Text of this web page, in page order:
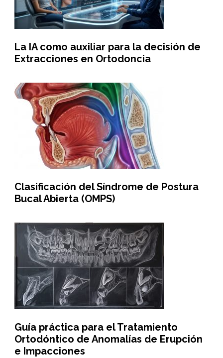
La IA como auxiliar para la decisión de
Extracciones en Ortodoncia
Clasificación del Síndrome de Postura
Bucal Abierta (OMPS)
Guía práctica para el Tratamiento
Ortodóntico de Anomalías de Erupción
e Impacciones